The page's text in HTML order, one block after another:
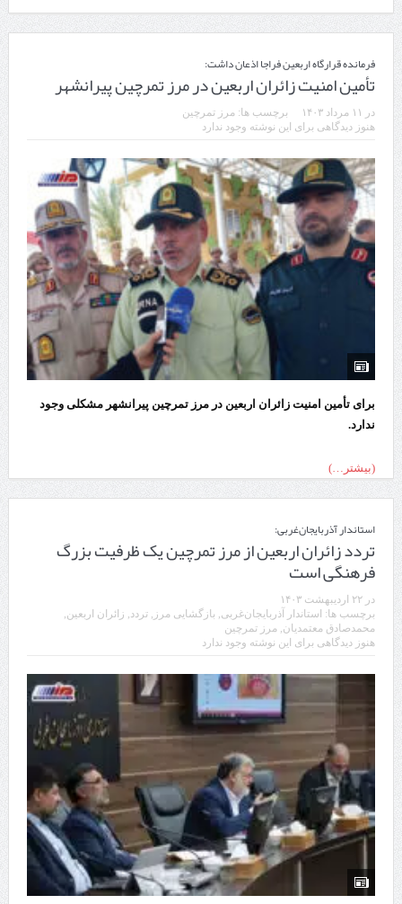
فرمانده قرارگاه اربعین فراجا اذعان داشت:
تأمین امنیت زائران اربعین در مرز تمرچین پیرانشهر
در ۱۱ مرداد ۱۴۰۳ برچسب ها: مرز تمرچین
هنوز دیدگاهی برای این نوشته وجود ندارد
برای تأمین امنیت زائران اربعین در مرز تمرچین پیرانشهر مشکلی وجود
ندارد.
(بیشتر…)
استاندار آذربایجان‌غربی:
تردد زائران اربعین از مرز تمرچین یک ظرفیت بزرگ
فرهنگی است
در ۲۲ اردیبهشت ۱۴۰۳
برچسب ها: استاندار آذربایجان‌غربی بازگشایی مرز تردد زائران اربعین
محمدصادق معتمدیان مرز تمرچین
هنوز دیدگاهی برای این نوشته وجود ندارد